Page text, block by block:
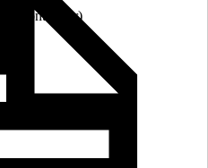
montierbar)